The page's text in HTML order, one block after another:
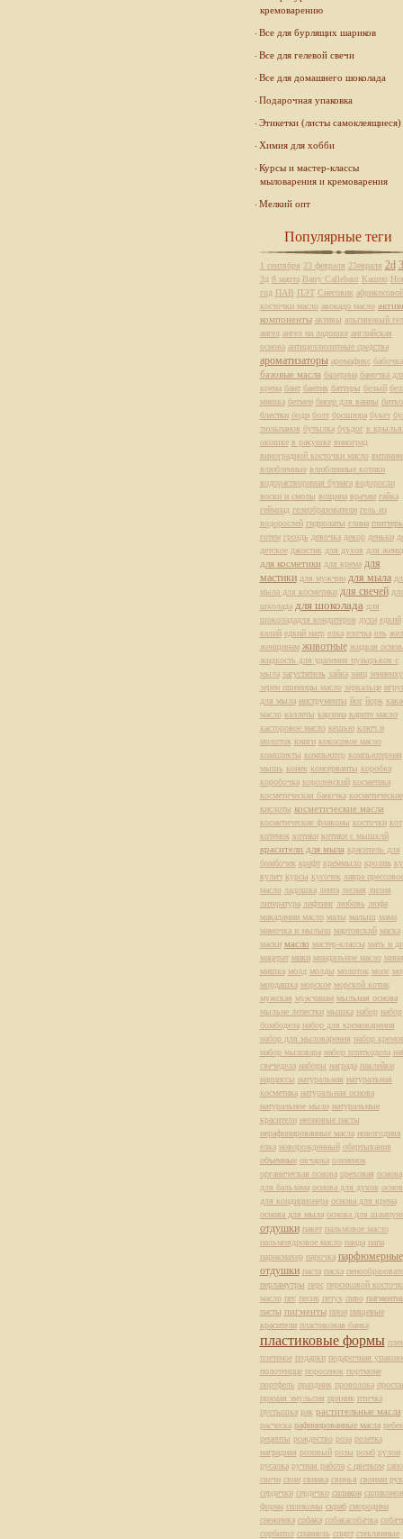
кремоварению
Все для бурлящих шариков
Все для гелевой свечи
Все для домашнего шоколада
Подарочная упаковка
Этикетки (листы самоклеящиеся)
Химия для хобби
Курсы и мастер-классы
мыловарения и кремоварения
Мелкий опт
Популярные теги
1 сентября 23 февраля 23евраля 2d
3д 8 марта Barry Callebaut Кашпо
год ПАВ ПЭТ Снеговик абрикосовой
косточки масло авокадо масло
компоненты активы альгиновый
ангел ангел на ладошке английская
основа антицеллюлитные средства
ароматизаторы аромафикс бабочка
базовые масла балерина баночка
крема бант бантик баттеры белый
мишка бетмен бисер для ванны
блестки боди болт брошюра букет
тюльпанов бутылка буьдог в
окошке в ракушке виноград
виноградной косточки масло
влюбленные влюбленные котики
водорастворимая бумага водоросли
воски и смолы вощина врачам гайка
геймпад гелеобразователи гель из
водорослей гидролаты глина
готем гроздь девочка декор деньки
детское джостик для духов для
для косметики для крема для
мастики для мужчин для мыла
мыла для косметики для свечей
школада для шоколада для
шоколададля кондитеров духи едкий
калий едкий натр елка елочка ель
женщинам животные жидкая
жидкость для удаления пузырьков с
мыла загуститель зайка заяц
зерен пшеницы масло зеркальце
для мыла инструменты йог йорк
масло каллеты карзина карите масло
касторовое масло кешью ключ и
молоток книги кокосовое масло
комплекты компьютер компьютерная
мышь конек консерванты коробка
коробочка королевский косметика
косметическая баночка косметические
кислоты косметические масла
косметические флаконы косточки кот
котенок котики котики с мышклй
красители для мыла краситель для
бомбочек крафт креммыло кролик
кулич курсы кусочек лавра прессовое
масло ладошка лента лесная лилия
литература лифтинг любовь люфа
макадамии масло малы малыш мама
мамочка и мылыш мартовский маска
маски масло мастер-классы мать и
мацерат мики миндальное масло мини
мишка молд молды молоток мопс
мордашка морское морской котик
мужская мужчинам мыльная основа
мыльне лепестки мышка набор набор
бомбодела набор для кремоварения
набор для мыловарения набор
набор мыловара набор плиткодела
свечедела наборы награда наклейки
нарциссы натуральная натуральная
косметика натуральная основа
натуральное мыло натуральные
красители неоновые пасты
нерафинированные масла новогодняя
елка новорожденный обертывания
объемные овчарка олененок
органическая основа ореховая основа
для бальзама основа для духов
для кондиционера основа для крема
основа для мыла основа для
отдушки пакет пальмовое масло
пальмоядровое масло панда папа
парикмахер парочка парфюмерные
отдушки паста пасха
перламутры перс персиковой
масло пес песик петух пиво
пасты пигменты пион пищевые
красители пластиковая банка
пластиковые формы
плетеное подарки подарочная
полотенцце поросенок портмоне
портфель праздник проволока
прямая эмульсия пряник птичка
пустышка рак растительные масла
расческа рафинированные масла
рецепты рождество роза розетка
наградная розовый розы ромб рулон
русалка ручная работа с цветком
свечи свин свинка свинья своими
сердечки сердечко силикон
форма силиконы скраб смородина
снежинка собака собакасобачка
сорбитол спаниель спирт стеклянные